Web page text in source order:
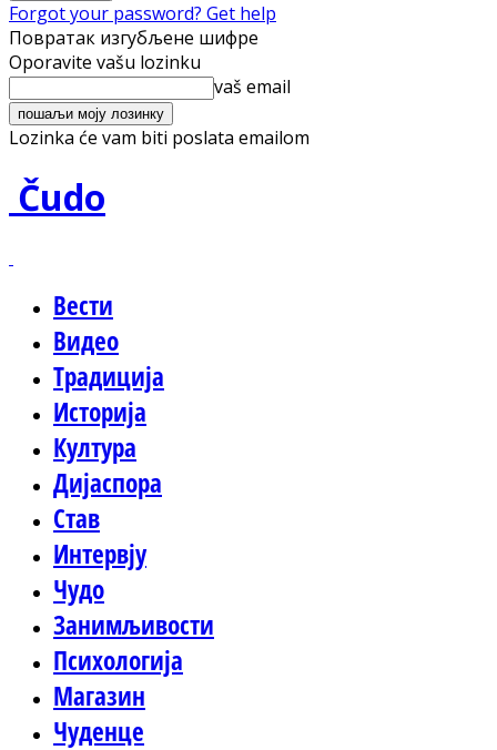
Forgot your password? Get help
Повратак изгубљене шифре
Oporavite vašu lozinku
vaš email
Lozinka će vam biti poslata emailom
Čudo
Вести
Видео
Традиција
Историја
Култура
Дијаспора
Став
Интервју
Чудо
Занимљивости
Психологија
Магазин
Чуденце